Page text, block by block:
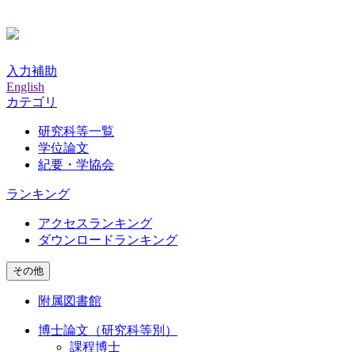
入力補助
English
カテゴリ
研究科等一覧
学位論文
紀要・学協会
ランキング
アクセスランキング
ダウンロードランキング
その他
附属図書館
博士論文（研究科等別）
課程博士